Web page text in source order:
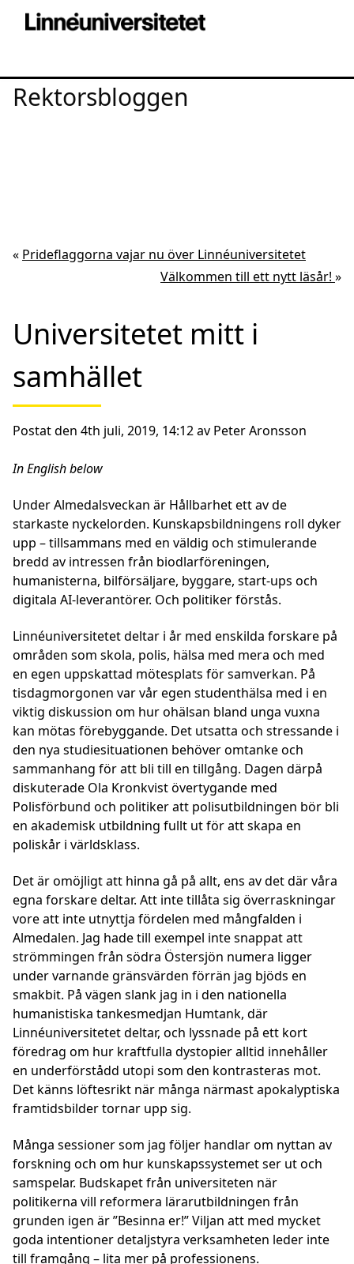
Rektorsbloggen
« Prideflaggorna vajar nu över Linnéuniversitetet
Välkommen till ett nytt läsår! »
Universitetet mitt i
samhället
Postat den 4th juli, 2019, 14:12 av Peter Aronsson
In English below
Under Almedalsveckan är Hållbarhet ett av de
starkaste nyckelorden. Kunskapsbildningens roll dyker
upp – tillsammans med en väldig och stimulerande
bredd av intressen från biodlarföreningen,
humanisterna, bilförsäljare, byggare, start-ups och
digitala AI-leverantörer. Och politiker förstås.
Linnéuniversitetet deltar i år med enskilda forskare på
områden som skola, polis, hälsa med mera och med
en egen uppskattad mötesplats för samverkan. På
tisdagmorgonen var vår egen studenthälsa med i en
viktig diskussion om hur ohälsan bland unga vuxna
kan mötas förebyggande. Det utsatta och stressande i
den nya studiesituationen behöver omtanke och
sammanhang för att bli till en tillgång. Dagen därpå
diskuterade Ola Kronkvist övertygande med
Polisförbund och politiker att polisutbildningen bör bli
en akademisk utbildning fullt ut för att skapa en
poliskår i världsklass.
Det är omöjligt att hinna gå på allt, ens av det där våra
egna forskare deltar. Att inte tillåta sig överraskningar
vore att inte utnyttja fördelen med mångfalden i
Almedalen. Jag hade till exempel inte snappat att
strömmingen från södra Östersjön numera ligger
under varnande gränsvärden förrän jag bjöds en
smakbit. På vägen slank jag in i den nationella
humanistiska tankesmedjan Humtank, där
Linnéuniversitetet deltar, och lyssnade på ett kort
föredrag om hur kraftfulla dystopier alltid innehåller
en underförstådd utopi som den kontrasteras mot.
Det känns löftesrikt när många närmast apokalyptiska
framtidsbilder tornar upp sig.
Många sessioner som jag följer handlar om nyttan av
forskning och om hur kunskapssystemet ser ut och
samspelar. Budskapet från universiteten när
politikerna vill reformera lärarutbildningen från
grunden igen är ”Besinna er!” Viljan att med mycket
goda intentioner detaljstyra verksamheten leder inte
till framgång – lita mer på professionens.